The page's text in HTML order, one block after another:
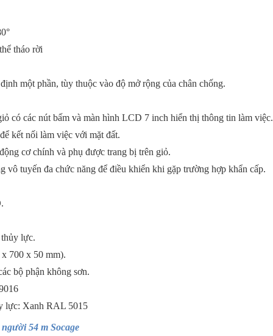
tháo rời
một phần, tùy thuộc vào độ mở rộng của chân chống.
có các nút bấm và màn hình LCD 7 inch hiển thị thông tin làm việc.
kết nối làm việc với mặt đất.
cơ chính và phụ được trang bị trên giỏ.
vô tuyến đa chức năng để điều khiển khi gặp trường hợp khẩn cấp.
lực.
700 x 50 mm).
bộ phận không sơn.
lực: Xanh RAL 5015
54 m Socage